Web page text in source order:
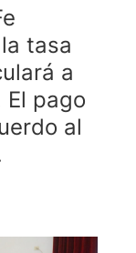
tasa
a
El pago
al